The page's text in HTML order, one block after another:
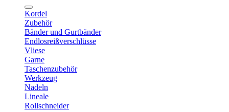
Kordel
Zubehör
Bänder und Gurtbänder
Endlosreißverschlüsse
Vliese
Garne
Taschenzubehör
Werkzeug
Nadeln
Lineale
Rollschneider